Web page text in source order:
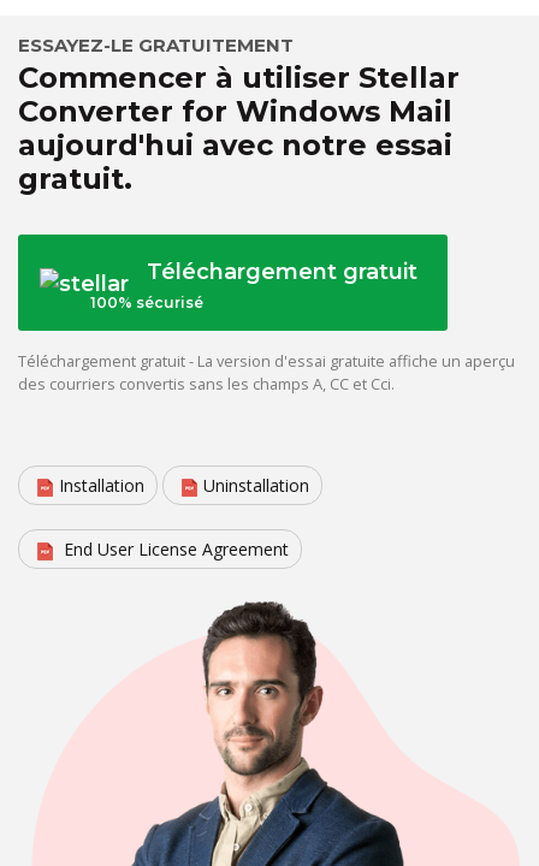
ESSAYEZ-LE GRATUITEMENT
Commencer à utiliser Stellar
Converter for Windows Mail
aujourd'hui avec notre essai
gratuit.
Téléchargement gratuit
100% sécurisé
Téléchargement gratuit - La version d'essai gratuite affiche un aperçu
des courriers convertis sans les champs A, CC et Cci.
Installation Uninstallation
End User License Agreement